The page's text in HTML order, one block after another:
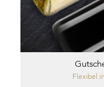
Flexibel